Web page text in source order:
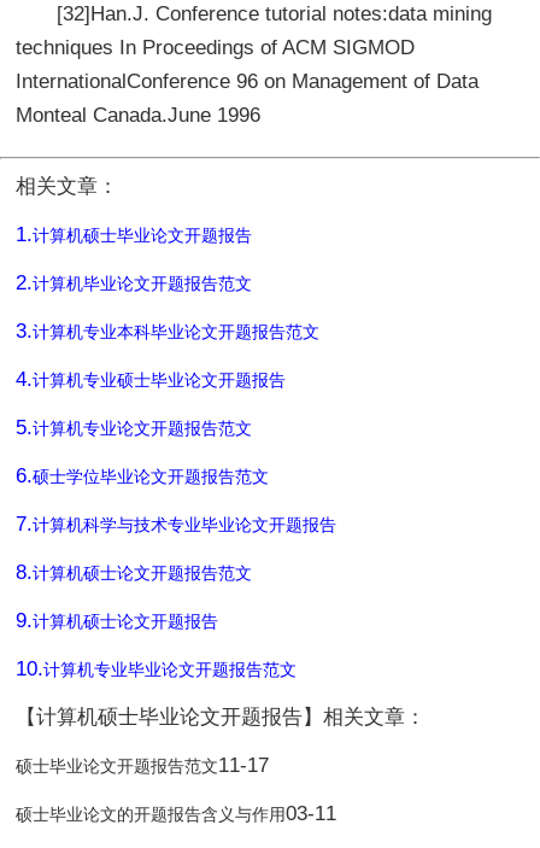
[32]Han.J. Conference tutorial notes:data mining
techniques In Proceedings of ACM SIGMOD
InternationalConference 96 on Management of Data
Monteal Canada.June 1996
相关文章：
1.计算机硕士毕业论文开题报告
2.计算机毕业论文开题报告范文
3.计算机专业本科毕业论文开题报告范文
4.计算机专业硕士毕业论文开题报告
5.计算机专业论文开题报告范文
6.硕士学位毕业论文开题报告范文
7.计算机科学与技术专业毕业论文开题报告
8.计算机硕士论文开题报告范文
9.计算机硕士论文开题报告
10.计算机专业毕业论文开题报告范文
【计算机硕士毕业论文开题报告】相关文章：
硕士毕业论文开题报告范文11-17
硕士毕业论文的开题报告含义与作用03-11